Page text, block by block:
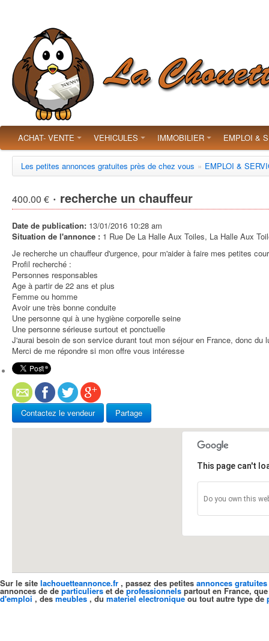
ACHAT- VENTE VEHICULES IMMOBILIER EMPLOI &
Les petites annonces gratuites près de chez vous » EMPLOI &
400.00 € · recherche un chauffeur
Date de publication: 13/01/2016 10:28 am
Situation de l'annonce : 1 Rue De La Halle Aux Toiles, La Halle Aux
Je recherche un chauffeur d'urgence, pour m'aider à faire mes petites
Profil recherché :
Personnes responsables
Age à partir de 22 ans et plus
Femme ou homme
Avoir une très bonne conduite
Une personne qui à une hygiène corporelle seine
Une personne sérieuse surtout et ponctuelle
J'aurai besoin de son service durant tout mon séjour en France, donc du
Merci de me répondre si mon offre vous intéresse
Contactez le vendeur Partage
This page can't
Do you own this
Sur le site lachouetteannonce.fr , passez des petites annonces gratuites
annonces de de particuliers et deprofessionnels partout en France,
d'emploi , des meubles , du materiel electroniqueou tout autre type de